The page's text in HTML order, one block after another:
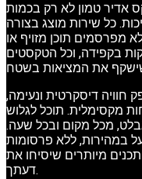
אדיר טמון לא רק בכמות
כל שירות מוצג בצורה
מפרסמים תוכן מזויף או
בקפידה, וכל הטקסטים
חוויה דיסקרטית ונעימה,
מקסימלית. תוכל לגלוש
מכל מקום ובכל שעה.
במהירות, ללא פרסומות
מיותרים שיסיחו את
דעתך.